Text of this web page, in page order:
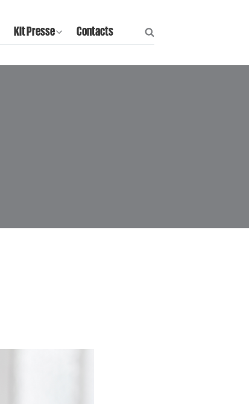
Kit Presse Contacts